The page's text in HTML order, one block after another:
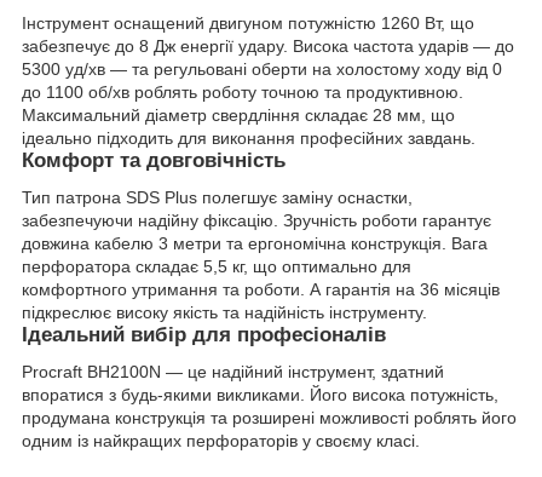
Інструмент оснащений двигуном потужністю 1260 Вт, що
забезпечує до 8 Дж енергії удару. Висока частота ударів — до
5300 уд/хв — та регульовані оберти на холостому ходу від 0
до 1100 об/хв роблять роботу точною та продуктивною.
Максимальний діаметр свердління складає 28 мм, що
ідеально підходить для виконання професійних завдань.
Комфорт та довговічність
Тип патрона SDS Plus полегшує заміну оснастки,
забезпечуючи надійну фіксацію. Зручність роботи гарантує
довжина кабелю 3 метри та ергономічна конструкція. Вага
перфоратора складає 5,5 кг, що оптимально для
комфортного утримання та роботи. А гарантія на 36 місяців
підкреслює високу якість та надійність інструменту.
Ідеальний вибір для професіоналів
Procraft BH2100N — це надійний інструмент, здатний
впоратися з будь-якими викликами. Його висока потужність,
продумана конструкція та розширені можливості роблять його
одним із найкращих перфораторів у своєму класі.